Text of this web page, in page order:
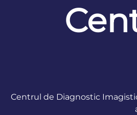
Centrul de Diagnostic